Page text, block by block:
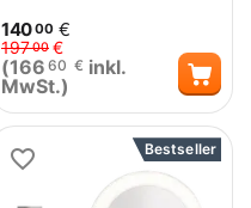
14000 €
19700 €
(166 60 € inkl.
MwSt.)
Bestseller